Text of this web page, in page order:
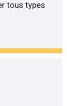
tous types